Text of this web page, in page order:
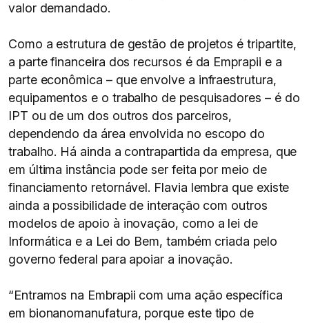
valor demandado.
Como a estrutura de gestão de projetos é tripartite,
a parte financeira dos recursos é da Emprapii e a
parte econômica – que envolve a infraestrutura,
equipamentos e o trabalho de pesquisadores – é do
IPT ou de um dos outros dos parceiros,
dependendo da área envolvida no escopo do
trabalho. Há ainda a contrapartida da empresa, que
em última instância pode ser feita por meio de
financiamento retornável. Flavia lembra que existe
ainda a possibilidade de interação com outros
modelos de apoio à inovação, como a lei de
Informática e a Lei do Bem, também criada pelo
governo federal para apoiar a inovação.
“Entramos na Embrapii com uma ação específica
em bionanomanufatura, porque este tipo de